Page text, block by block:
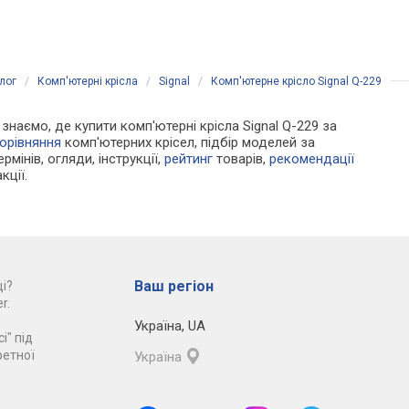
/ Комп'ютерні крісла / Signal / Комп'ютерне крісло Signal Q-229
де купити комп'ютерні крісла Signal Q-229 за
комп'ютерних крісел, підбір моделей за
огляди, інструкції,рейтинг товарів,рекомендації
під
Ваш регіон
Україна, UA
Україна